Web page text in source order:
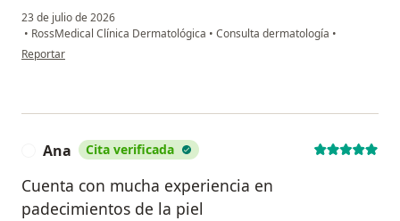
23 de julio de 2026
• RossMedical Clínica Dermatológica • Consulta dermatología •
en opinión del usuario Allan Jean Silva Gaitan
Reportar
Ana Cita verificada
Cuenta con mucha experiencia en
padecimientos de la piel